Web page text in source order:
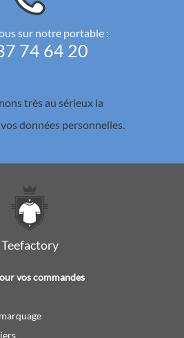
sur notre portable :
74 64 20
très au sérieux la
données personnelles.
Teefactory
vos commandes